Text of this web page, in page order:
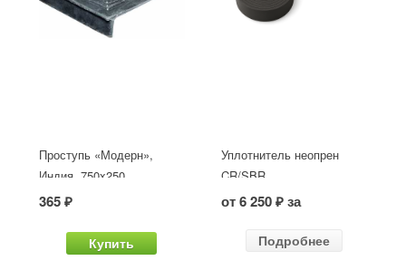
Проступь «Модерн»,
Индия, 750x250
365 ₽
Купить
Уплотнитель неопрен
CR/SBR
от 6 250 ₽ за
Подробнее